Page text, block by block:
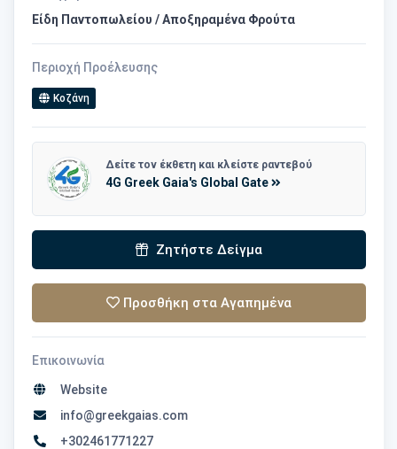
Είδη Παντοπωλείου / Αποξηραμένα Φρούτα
Περιοχή Προέλευσης
Κοζάνη
Δείτε τον έκθετη και κλείστε ραντεβού
4G Greek Gaia's Global Gate
Ζητήστε Δείγμα
Προσθήκη στα Αγαπημένα
Επικοινωνία
Website
info@greekgaias.com
+302461771227